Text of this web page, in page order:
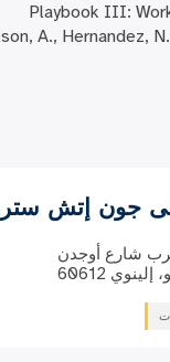
Playbook III:
A., Hernandez,
جون إتش
60612